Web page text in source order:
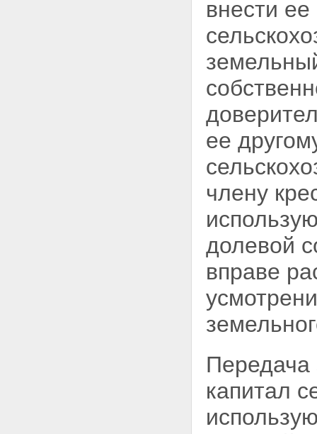
внести
ее
члену
долевой
вправе
Передача
капитал